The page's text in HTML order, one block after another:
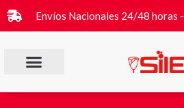
Envíos Nacionales 24/48 horas -